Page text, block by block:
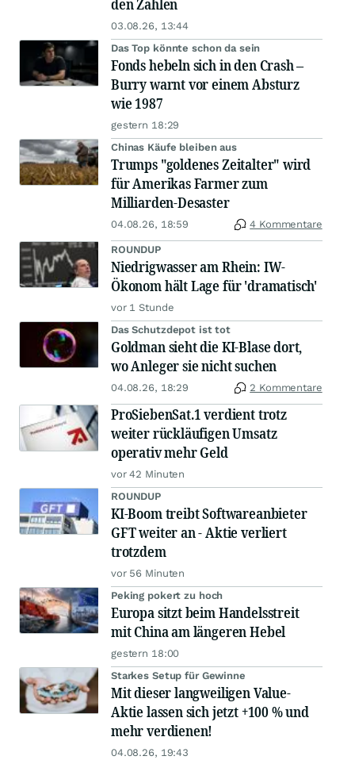
den Zahlen
03.08.26, 13:44
Das Top könnte schon da sein
Fonds hebeln sich in den Crash –
Burry warnt vor einem Absturz
wie 1987
gestern 18:29
Chinas Käufe bleiben aus
Trumps "goldenes Zeitalter" wird
für Amerikas Farmer zum
Milliarden-Desaster
04.08.26, 18:59 4 Kommentare
ROUNDUP
Niedrigwasser am Rhein: IW-
Ökonom hält Lage für 'dramatisch'
vor 1 Stunde
Das Schutzdepot ist tot
Goldman sieht die KI-Blase dort,
wo Anleger sie nicht suchen
04.08.26, 18:29 2 Kommentare
ProSiebenSat.1 verdient trotz
weiter rückläufigen Umsatz
operativ mehr Geld
vor 42 Minuten
ROUNDUP
KI-Boom treibt Softwareanbieter
GFT weiter an - Aktie verliert
trotzdem
vor 56 Minuten
Peking pokert zu hoch
Europa sitzt beim Handelsstreit
mit China am längeren Hebel
gestern 18:00
Starkes Setup für Gewinne
Mit dieser langweiligen Value-
Aktie lassen sich jetzt +100 % und
mehr verdienen!
04.08.26, 19:43